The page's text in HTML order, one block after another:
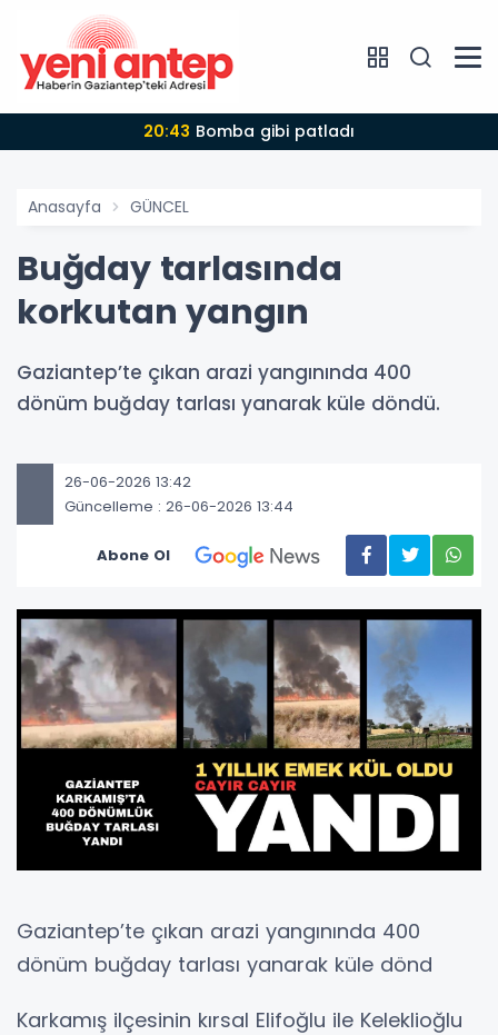
20:43 Bomba gibi patladı
Anasayfa GÜNCEL
Buğday tarlasında
korkutan yangın
Gaziantep’te çıkan arazi yangınında 400
dönüm buğday tarlası yanarak küle döndü.
26-06-2026 13:42
Güncelleme : 26-06-2026 13:44
Abone Ol
Gaziantep’te çıkan arazi yangınında 400
dönüm buğday tarlası yanarak küle dönd
Karkamış ilçesinin kırsal Elifoğlu ile Keleklioğlu